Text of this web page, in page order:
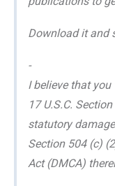
Download it and
-
I believe that
17 U.S.C.
statutory
Section 504 (c)
Act (DMCA)